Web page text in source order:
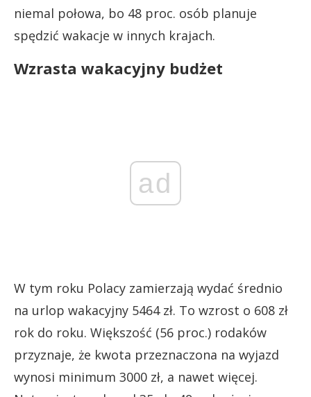
niemal połowa, bo 48 proc. osób planuje
spędzić wakacje w innych krajach.
Wzrasta wakacyjny budżet
ad
W tym roku Polacy zamierzają wydać średnio
na urlop wakacyjny 5464 zł. To wzrost o 608 zł
rok do roku. Większość (56 proc.) rodaków
przyznaje, że kwota przeznaczona na wyjazd
wynosi minimum 3000 zł, a nawet więcej.